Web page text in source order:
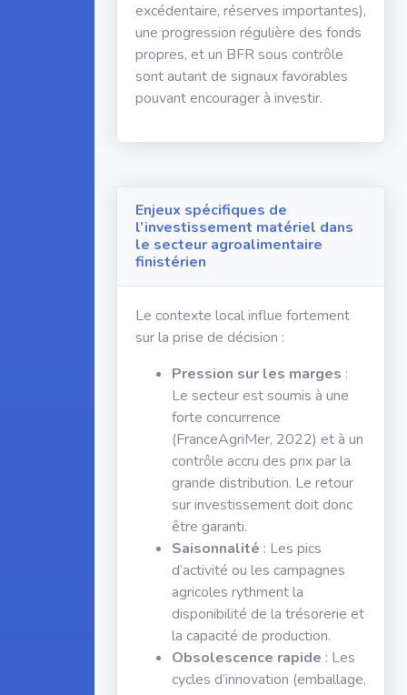
excédentaire, réserves importantes),
une progression régulière des fonds
propres, et un BFR sous contrôle
sont autant de signaux favorables
pouvant encourager à investir.
Enjeux spécifiques de
l’investissement matériel dans
le secteur agroalimentaire
finistérien
Le contexte local influe fortement
sur la prise de décision :
Pression sur les marges :
Le secteur est soumis à une
forte concurrence
(FranceAgriMer, 2022) et à un
contrôle accru des prix par la
grande distribution. Le retour
sur investissement doit donc
être garanti.
Saisonnalité : Les pics
d’activité ou les campagnes
agricoles rythment la
disponibilité de la trésorerie et
la capacité de production.
Obsolescence rapide : Les
cycles d’innovation (emballage,